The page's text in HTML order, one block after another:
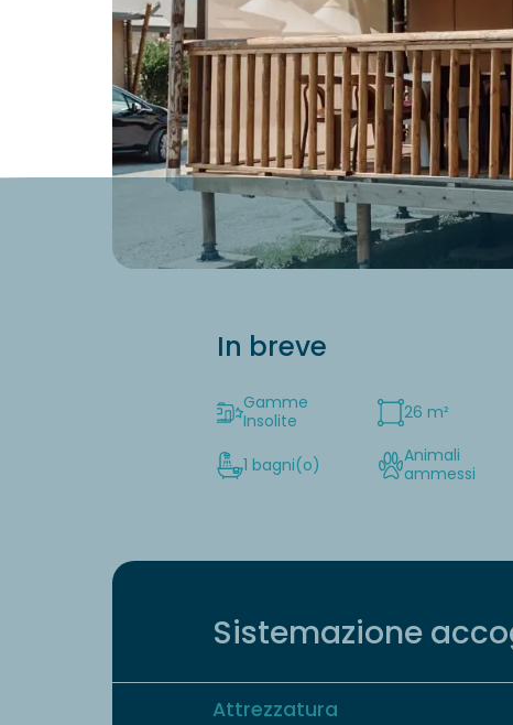
In breve
Gamme
Insolite
26 m²
1 bagni(o)
Animali
ammessi
Sistemazione
Attrezzatura